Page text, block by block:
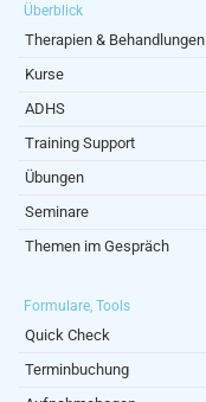
Überblick
Therapien & Behandlungen
Kurse
ADHS
Training Support
Übungen
Seminare
Themen im Gespräch
Formulare, Tools
Quick Check
Terminbuchung